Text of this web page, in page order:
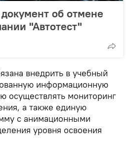
об отмене
"Автотест"
внедрить в учебный
информационную
осуществлять мониторинг
а также единую
с анимационными
уровня освоения